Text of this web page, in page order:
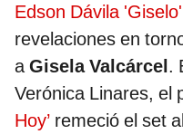
Edson Dávila 'Giselo'
revelaciones en
aGisela Valcárcel.
Verónica Linares, el
Hoy’ remeció el set